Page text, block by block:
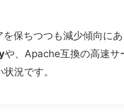
保ちつつも減少傾向に
や、Apache互換の高速サ
況です。